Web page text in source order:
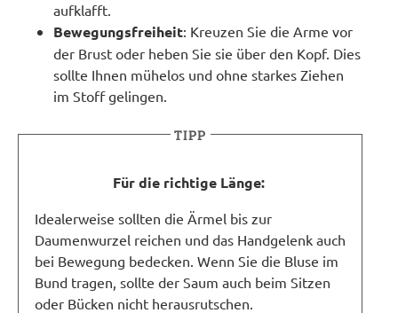
aufklafft.
Bewegungsfreiheit: Kreuzen Sie die Arme vor
der Brust oder heben Sie sie über den Kopf. Dies
sollte Ihnen mühelos und ohne starkes Ziehen
im Stoff gelingen.
TIPP
Für die richtige Länge:
Idealerweise sollten die Ärmel bis zur
Daumenwurzel reichen und das Handgelenk auch
bei Bewegung bedecken. Wenn Sie die Bluse im
Bund tragen, sollte der Saum auch beim Sitzen
oder Bücken nicht herausrutschen.